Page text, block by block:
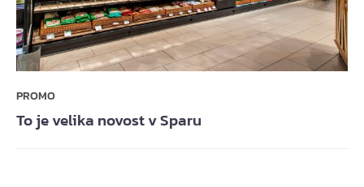
PROMO
To je velika novost v Sparu